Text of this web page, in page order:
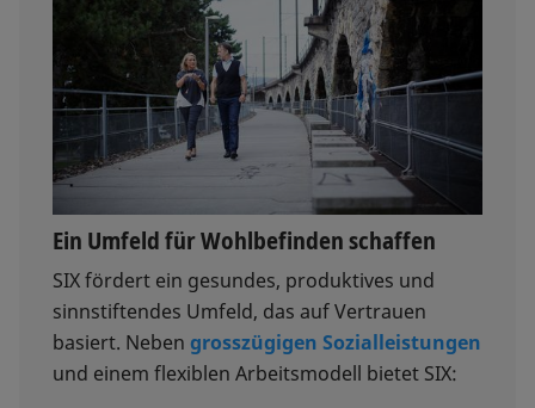
Ein Umfeld für Wohlbefinden schaffen
SIX fördert ein gesundes, produktives und
sinnstiftendes Umfeld, das auf Vertrauen
basiert. Neben grosszügigen Sozialleistungen
und einem flexiblen Arbeitsmodell bietet SIX: